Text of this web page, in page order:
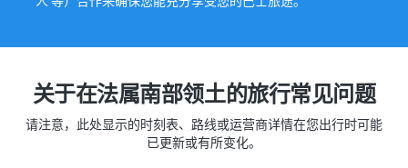
关于在法属南部领土的旅行常见问题
请注意，此处显示的时刻表、路线或运营商详情在您出行时可能
已更新或有所变化。